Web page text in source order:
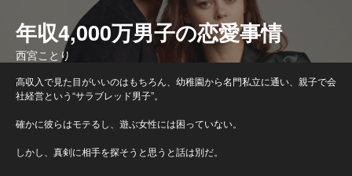
年収4,000万男子の恋愛事情
西宮ことり
高収入で見た目がいいのはもちろん、幼稚園から名門私立に通い、親子で会
社経営という“サラブレッド男子”。
確かに彼らはモテるし、遊ぶ女性には困っていない。
しかし、真剣に相手を探そうと思うと話は別だ。